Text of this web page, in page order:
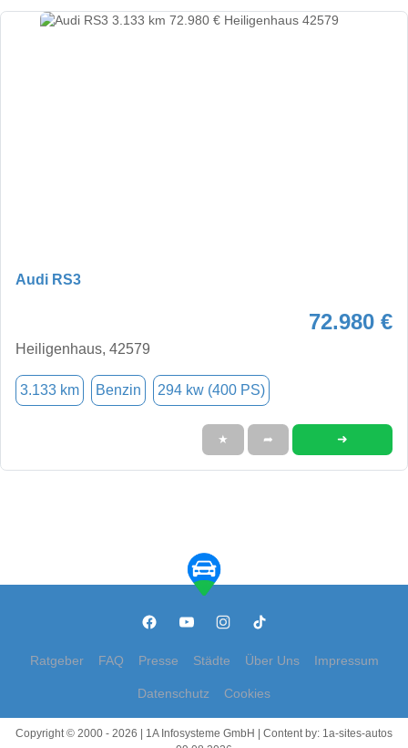
Audi RS3
72.980 €
Heiligenhaus, 42579
3.133 km Benzin 294 kw (400 PS)
★ ➦ ➜
Ratgeber FAQ Presse Städte Über Uns Impressum
Datenschutz Cookies
Copyright © 2000 - 2026 | 1A Infosysteme GmbH | Content by: 1a-sites-autos